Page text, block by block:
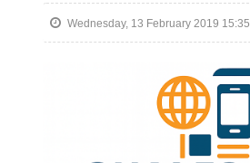
Wednesday, 13 February 2019 15:35